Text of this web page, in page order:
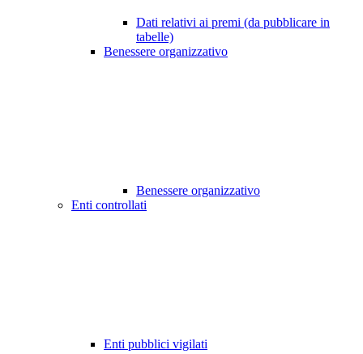
Dati relativi ai premi (da pubblicare in
tabelle)
Benessere organizzativo
Benessere organizzativo
Enti controllati
Enti pubblici vigilati